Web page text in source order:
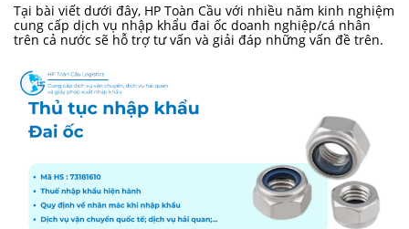
Tại bài viết dưới đây, HP Toàn Cầu với nhiều năm kinh nghiệm
cung cấp dịch vụ nhập khẩu đai ốc doanh nghiệp/cá nhân
trên cả nước sẽ hỗ trợ tư vấn và giải đáp những vấn đề trên.